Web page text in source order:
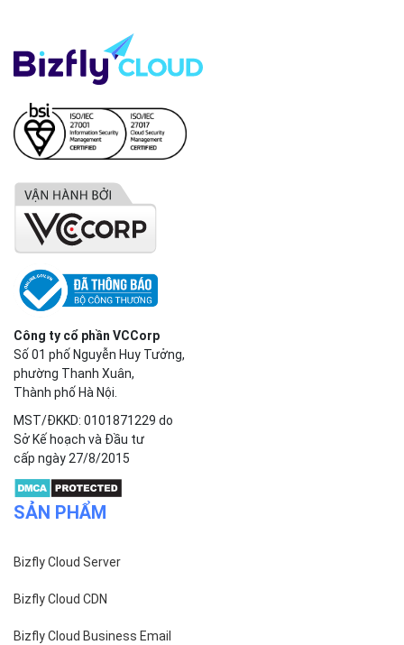
Công ty cổ phần VCCorp
Số 01 phố Nguyễn Huy Tưởng,
phường Thanh Xuân,
Thành phố Hà Nội.
MST/ĐKKD: 0101871229 do
Sở Kế hoạch và Đầu tư
cấp ngày 27/8/2015
SẢN PHẨM
Bizfly Cloud Server
Bizfly Cloud CDN
Bizfly Cloud Business Email